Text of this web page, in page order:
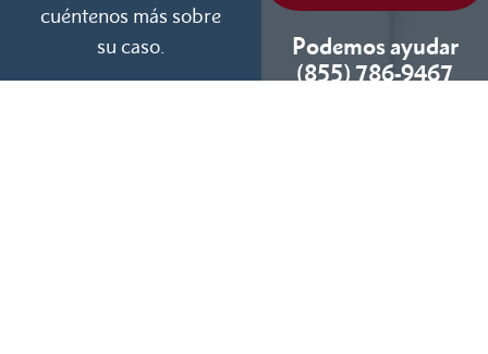
cuéntenos más sobre
su caso.
Podemos ayudar
(855) 786-9467